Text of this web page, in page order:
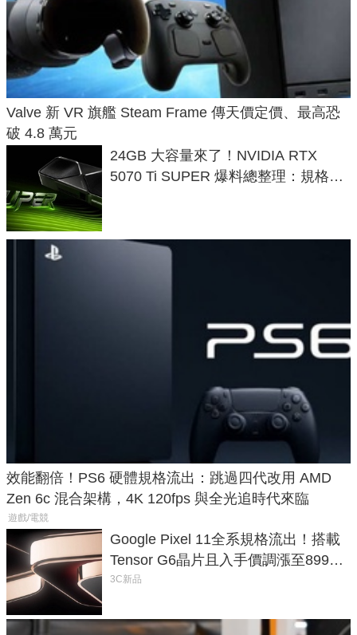
Valve 新 VR 旗艦 Steam Frame 傳天價定價、最高恐
破 4.8 萬元
24GB 大容量來了！NVIDIA RTX
5070 Ti SUPER 爆料總整理：規格、
效能翻倍！PS6 硬體規格流出：跳過四代改用 AMD
Zen 6c 混合架構，4K 120fps 與全光追時代來臨
遊戲/電競
Google Pixel 11全系規格流出！搭載
Tensor G6晶片且入手價調漲至899美
元
3C新品